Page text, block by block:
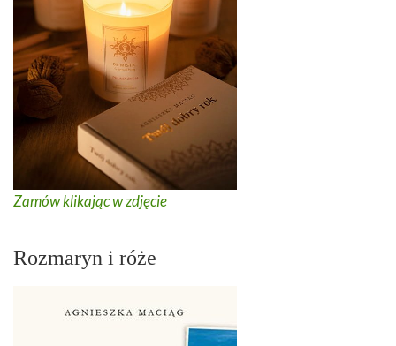
Zamów klikając w zdjęcie
Rozmaryn i róże